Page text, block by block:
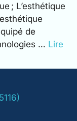
; L’esthétique
de
… Lire